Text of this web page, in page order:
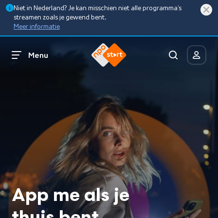
Niet in Nederland? Je kan misschien niet alle programma’s
streamen zoals je gewend bent.
Meer informatie
Menu
App me als je